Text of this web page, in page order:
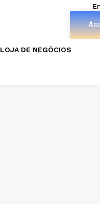
LOJA DE NEGÓCIOS